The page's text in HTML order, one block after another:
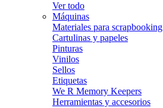
Ver todo
Máquinas
Materiales para scrapbooking
Cartulinas y papeles
Pinturas
Vinilos
Sellos
Etiquetas
We R Memory Keepers
Herramientas y accesorios